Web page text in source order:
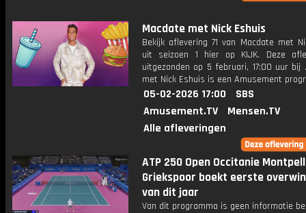
Macdate met Nick Eshuis
Bekijk aflevering 71 van Macdate met
uit seizoen 1 hier op KIJK. Deze
uitgezonden op 5 februari, 17:00 uur bij
met Nick Eshuis is een Amusement
05-02-2026 17:00
SBS
Amusement.TV
Mensen.TV
Alle afleveringen
ATP 250 Open Occitanie
Griekspoor boekt eerste
van dit jaar
Van dit programma is geen informatie